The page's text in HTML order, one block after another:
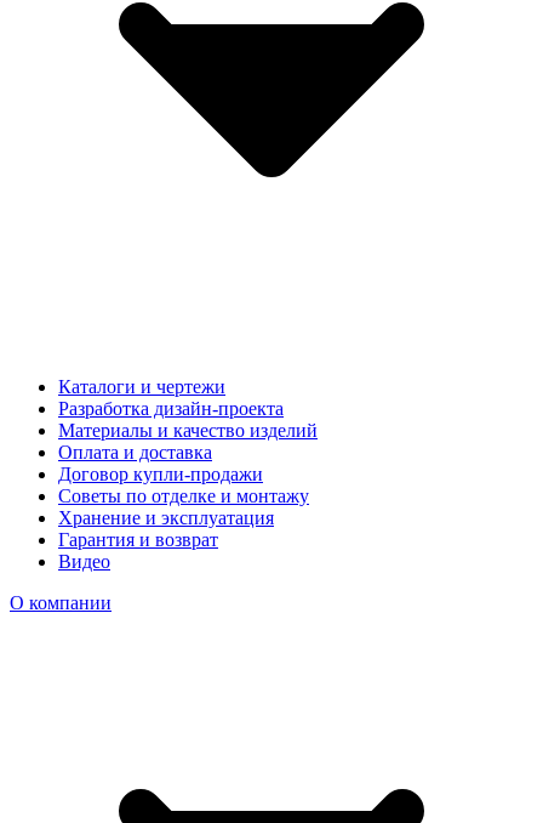
Каталоги и чертежи
Разработка дизайн-проекта
Материалы и качество изделий
Оплата и доставка
Договор купли-продажи
Советы по отделке и монтажу
Хранение и эксплуатация
Гарантия и возврат
Видео
О компании